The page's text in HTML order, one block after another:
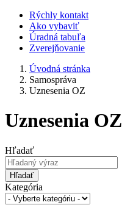
Rýchly kontakt
Ako vybaviť
Úradná tabuľa
Zverejňovanie
Úvodná stránka
Samospráva
Uznesenia OZ
Uznesenia OZ
Hľadať
Hľadať
Kategória